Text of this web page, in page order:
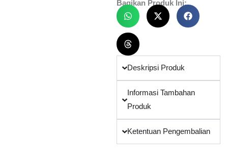
Bagikan Produk Ini:
Deskripsi Produk
Informasi Tambahan
Produk
Ketentuan Pengembalian